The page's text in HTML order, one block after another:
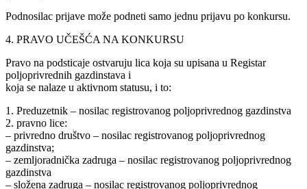
Podnosilac prijave može podneti samo jednu prijavu po konkursu.
4. PRAVO UČEŠĆA NA KONKURSU
Pravo na podsticaje ostvaruju lica koja su upisana u Registar
poljoprivrednih gazdinstava i
koja se nalaze u aktivnom statusu, i to:
1. Preduzetnik – nosilac registrovanog poljoprivrednog gazdinstva
2. pravno lice:
– privredno društvo – nosilac registrovanog poljoprivrednog
gazdinstva;
– zemljoradnička zadruga – nosilac registrovanog poljoprivrednog
gazdinstva
– složena zadruga – nosilac registrovanog poljoprivrednog